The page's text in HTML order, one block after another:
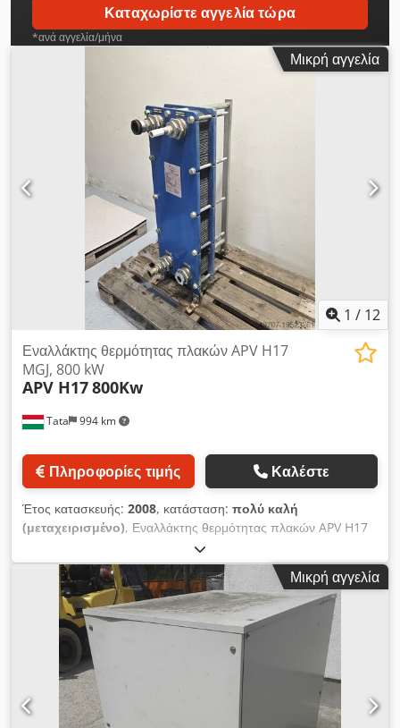
Καταχωρίστε αγγελία τώρα
*ανά αγγελία/μήνα
Μικρή αγγελία
1 / 12
Tata 994 km
Εναλλάκτης θερμότητας πλακών APV H17
MGJ, 800 kW
APV H17800Kw
Πληροφορίες τιμής Καλέστε
Έτος κατασκευής: 2008, κατάσταση: πολύ καλή
(μεταχειρισμένο), Εναλλάκτης θερμότητας πλακών APV H17
7,41 l 4,8 nm³ 800 kW APV H17 MGJ εναλλάκτης θερμότητας
πλακών /ct2227/ Κατασκευαστής: APV Τύπος: H17 MGJ 10.1
Dsdpfswx Hz Sex Akbock Έτος κατασκευής: 2008 Επιφάνεια
μεταφοράς θερμότητας: 4,08 nm³ Ονομαστική ισχύς: 800 kW
Πλάτος: 340 mm Ύψος: 1050 mm Ύψος σύνδεσης: 137 mm
Βάθος: 60 cm Σύνδεση σωλήνων: DN50, EN 1092
Χωρητικότητα: Πρωτεύον: 7,41 λίτρα Δευτερεύον: 6,86 λίτρα
Μέγ. πίεση: 10 bar Δοκιμαστική πίεση: 15,53 bar Μέγ.
θερμοκρασία: 110 °C Συνδέσεις σωλήνων από ανοξείδωτο
χάλυβα.
Μικρή αγγελία